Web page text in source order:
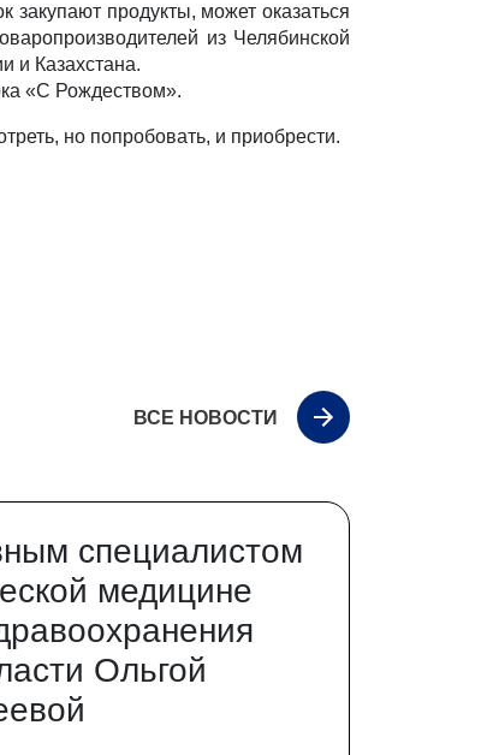
закупают продукты, может оказаться
из Челябинской
и Казахстана.
«С Рождеством».
но попробовать, и приобрести.
ВСЕ НОВОСТИ
специалистом
медицине
Ольгой